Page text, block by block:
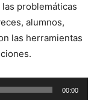
problemáticas
alumnos,
las herramientas
00:00